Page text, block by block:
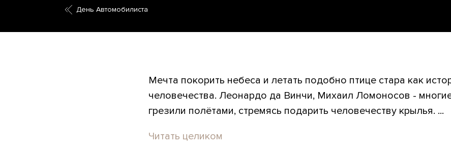
День Автомобилиста
Мечта покорить небеса и летать подобно птице стара как
человечества. Леонардо да Винчи, Михаил Ломоносов -
грезили полётами, стремясь подарить человечеству крылья. ...
Читать целиком